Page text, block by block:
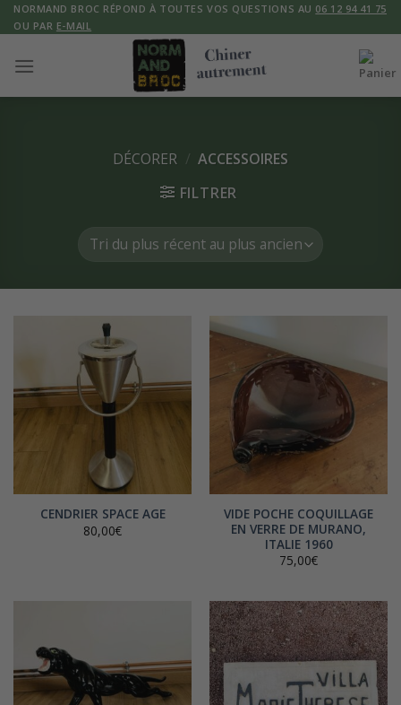
Skip
to
NORMAND BROC RÉPOND À TOUTES VOS QUESTIONS AU 06 12 94 41 75
OU PAR E-MAIL
DÉCORER / ACCESSOIRES
FILTRER
CENDRIER SPACE AGE
80,00€
VIDE POCHE COQUILLAGE
EN VERRE DE MURANO,
ITALIE 1960
75,00€